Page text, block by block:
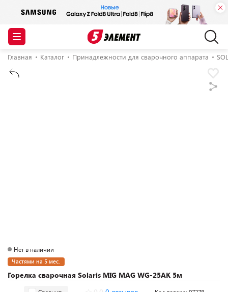
Главная Каталог Принадлежности для сварочного аппарата
Горелка сварочная Solaris MIG MAG WG-25AK 5м
Нет в наличии
Частями на 5 мес.